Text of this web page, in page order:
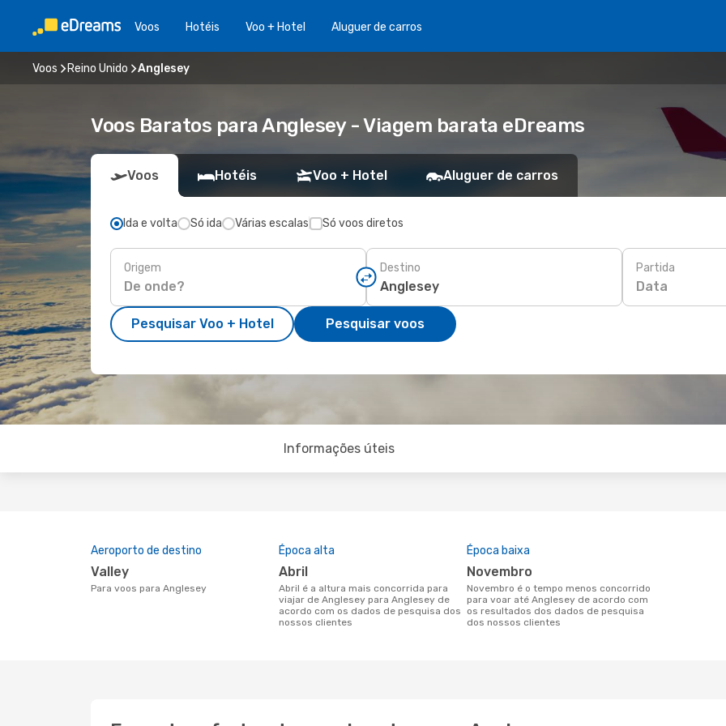
Voos Hotéis Voo + Hotel Aluguer de carros
Voos Reino Unido Anglesey
Voos Baratos para Anglesey - Viagem barata eDreams
Voos Hotéis Voo + Hotel Aluguer de carros
Ida e volta Só ida Várias escalas Só voos diretos
Origem Destino Partida
Data
Pesquisar Voo + Hotel Pesquisar voos
Informações úteis
Aeroporto de destino
Valley
Para voos para Anglesey
Época alta
abril
abril é a altura mais concorrida para
viajar de Anglesey para Anglesey de
acordo com os dados de pesquisa dos
nossos clientes
Época baixa
novembro
novembro é o tempo menos concorrido
para voar até Anglesey de acordo com
os resultados dos dados de pesquisa
dos nossos clientes